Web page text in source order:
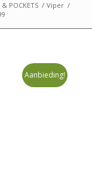
& POCKETS / Viper /
Aanbieding!